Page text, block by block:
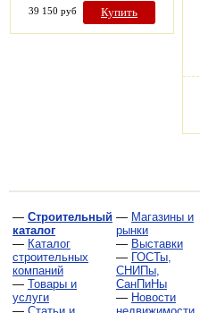
39 150 руб Купить
— Строительный
каталог
— Каталог
строительных
компаний
— Товары и
услуги
— Статьи и
— Магазины и
рынки
— Выставки
— ГОСТы,
СНИПы,
СанПиНы
— Новости
недвижимости